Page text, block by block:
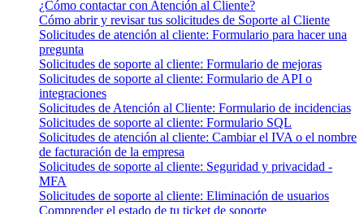
¿Cómo contactar con Atención al Cliente?
Cómo abrir y revisar tus solicitudes de Soporte al Cliente
Solicitudes de atención al cliente: Formulario para hacer una
pregunta
Solicitudes de soporte al cliente: Formulario de mejoras
Solicitudes de soporte al cliente: Formulario de API o
integraciones
Solicitudes de Atención al Cliente: Formulario de incidencias
Solicitudes de soporte al cliente: Formulario SQL
Solicitudes de atención al cliente: Cambiar el IVA o el nombre
de facturación de la empresa
Solicitudes de soporte al cliente: Seguridad y privacidad -
MFA
Solicitudes de soporte al cliente: Eliminación de usuarios
Comprender el estado de tu ticket de soporte